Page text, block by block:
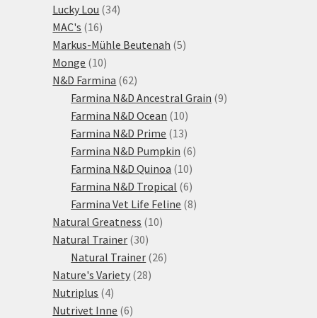
Lucky Lou 3434
MAC's 1616
produktů
Markus-Mühle Beutenah 55
Monge 1010
produktů
N&D Farmina 6262
produktů
Farmina N&D Ancestral Grain 99
Farmina N&D Ocean 1010
produktů
Farmina N&D Prime 1313
produktů
Farmina N&D Pumpkin 66
Farmina N&D Quinoa 1010
produktů
Farmina N&D Tropical 66
produktů
Farmina Vet Life Feline 88
Natural Greatness 1010
Natural Trainer 3030
produktů
Natural Trainer 2626
Nature's Variety 2828
Nutriplus 44
produkty
Nutrivet Inne 66